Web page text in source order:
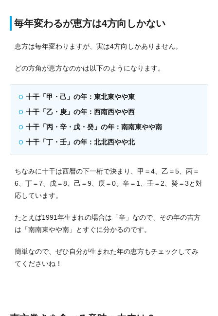
毎年変わるが恵方は4方向しかない
恵方は毎年変わりますが、実は4方向しかありません。
どの方角が恵方なのかは以下のようになります。
十干「甲・己」の年：東北東やや東
十干「乙・庚」の年：西南西やや西
十干「丙・辛・戊・癸」の年：南南東やや南
十干「丁・壬」の年：北北西やや北
ちなみに十干は西暦の下一桁で決まり、甲＝4、乙＝5、丙＝
6、丁＝7、戊＝8、己＝9、庚＝0、辛＝1、壬＝2、癸＝3と対
応しています。
たとえば1991年生まれの場合は「辛」なので、その年の吉方
は「南南東やや南」とすぐに分かるのです。
簡単なので、ぜひ自分が生まれた年の恵方もチェックしてみ
てくださいね！